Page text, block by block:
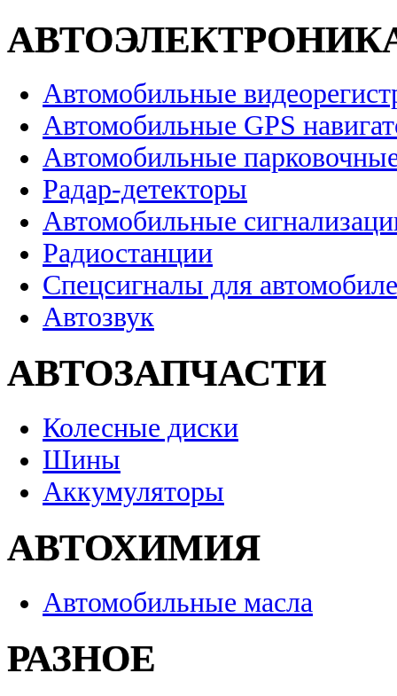
Автомобильные
Автомобильные GPS
Автомобильные
Радар-детекторы
Автомобильные
Радиостанции
Спецсигналы для
Автозвук
АВТОЗАПЧАСТИ
Колесные диски
Шины
Аккумуляторы
АВТОХИМИЯ
Автомобильные масла
РАЗНОЕ